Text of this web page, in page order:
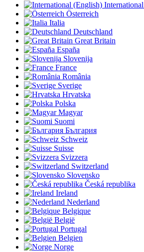
Österreich
Italia
Deutschland
Great Britain
España
Slovenija
France
România
Sverige
Hrvatska
Polska
Magyar
Suomi
България
Schweiz
Suisse
Svizzera
Switzerland
Slovensko
Česká republika
Ireland
Nederland
Belgique
België
Portugal
Belgien
Norge